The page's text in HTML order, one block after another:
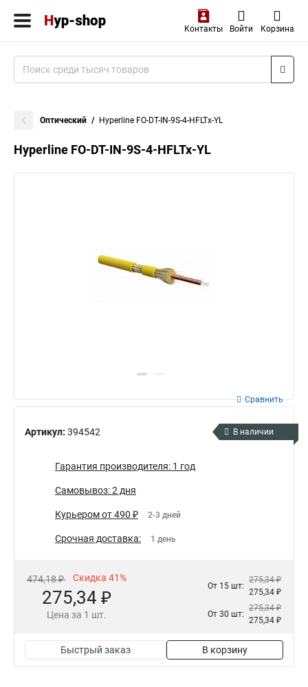
Контакты Войти Корзина
Оптический Hyperline FO-DT-IN-9S-4-HFLTx-YL
Hyperline FO-DT-IN-9S-4-HFLTx-YL
Артикул: 394542
Сравнить
В наличии
Гарантия производителя: 1 год
Самовывоз: 2 дня
Курьером от 490 ₽ 2-3 дней
Срочная доставка: 1 день
474,18 ₽ Скидка 41%
275,34 ₽
Цена за 1 шт.
От 15 шт:
275,34 ₽
275,34 ₽
От 30 шт:
275,34 ₽
275,34 ₽
Быстрый заказ В корзину